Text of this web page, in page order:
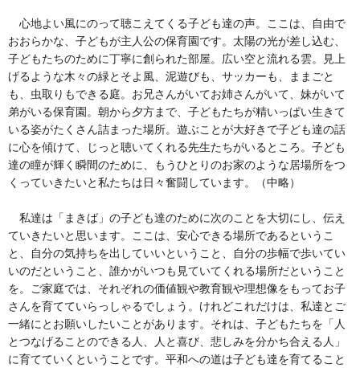
心地よい風にのって聴こえてくる子ども達の声。ここは、自由で
おおらかな、子どもが主人公の保育園です。太陽の光が差し込む、
子どもたちのために丁寧に創られた部屋。広い空と流れる雲。見上
げるような木々の緑とそよ風、泥遊びも、サッカーも、ままごと
も、虫取りもできる庭。お兄さんがいてお姉さんがいて、妹がいて
弟がいる保育園。朝から夕方まで、子どもたちが精いっぱい生きて
いる姿がたくさん詰まった場所。遊ぶことが大好きで子ども達の話
に心を傾けて、じっと聴いてくれる先生たちがいるところ。子ども
達の瞳が輝く瞬間のために、もうひとりのお家のような居場所をつ
くっていきたいと私たちは日々奮闘しています。（中略）
私達は「まきば」の子ども達のために次のことを大切にし、伝え
ていきたいと思います。ここは、安心できる場所であるというこ
と、自分の気持ちを出していいということ、自分の歩幅で歩いてい
いのだということ、誰かがいつも見ていてくれる場所だということ
を。ご家庭では、それぞれの価値観や教育観や理想像をもってお子
さんを育てていらっしゃるでしょう。けれどこれだけは、私達とご
一緒にとお願いしたいことがあります。それは、子どもたちを「人
とつなげることのできる人、人と喜び、悲しみを分かち合える人」
に育てていくということです。平和への道は子ども達を育てること